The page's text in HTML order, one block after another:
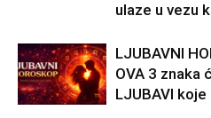
ulaze u vezu
LJUBAVNI
OVA 3 znaka
LJUBAVI